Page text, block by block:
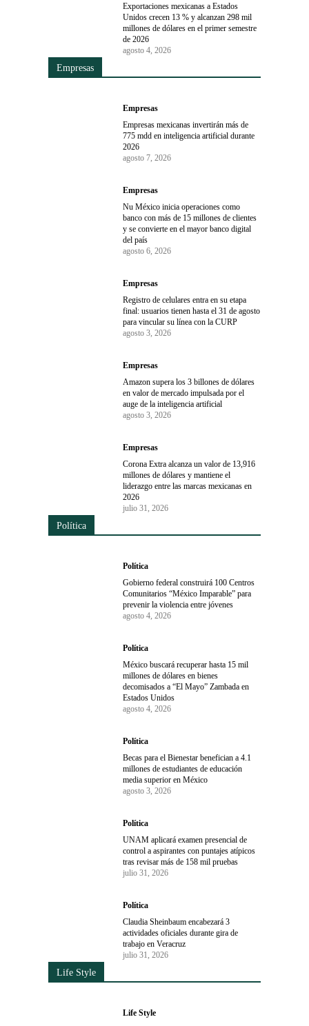
Exportaciones mexicanas a Estados
Unidos crecen 13 % y alcanzan 298 mil
millones de dólares en el primer semestre
de 2026
agosto 4, 2026
Empresas
Empresas
Empresas mexicanas invertirán más de
775 mdd en inteligencia artificial durante
2026
agosto 7, 2026
Empresas
Nu México inicia operaciones como
banco con más de 15 millones de clientes
y se convierte en el mayor banco digital
del país
agosto 6, 2026
Empresas
Registro de celulares entra en su etapa
final: usuarios tienen hasta el 31 de agosto
para vincular su línea con la CURP
agosto 3, 2026
Empresas
Amazon supera los 3 billones de dólares
en valor de mercado impulsada por el
auge de la inteligencia artificial
agosto 3, 2026
Empresas
Corona Extra alcanza un valor de 13,916
millones de dólares y mantiene el
liderazgo entre las marcas mexicanas en
2026
julio 31, 2026
Política
Política
Gobierno federal construirá 100 Centros
Comunitarios “México Imparable” para
prevenir la violencia entre jóvenes
agosto 4, 2026
Política
México buscará recuperar hasta 15 mil
millones de dólares en bienes
decomisados a “El Mayo” Zambada en
Estados Unidos
agosto 4, 2026
Política
Becas para el Bienestar benefician a 4.1
millones de estudiantes de educación
media superior en México
agosto 3, 2026
Política
UNAM aplicará examen presencial de
control a aspirantes con puntajes atípicos
tras revisar más de 158 mil pruebas
julio 31, 2026
Política
Claudia Sheinbaum encabezará 3
actividades oficiales durante gira de
trabajo en Veracruz
julio 31, 2026
Life Style
Life Style